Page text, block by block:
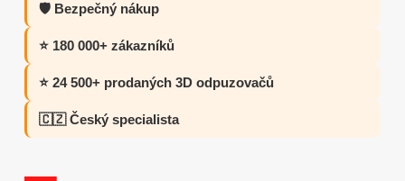
🛡️ Bezpečný nákup
⭐ 180 000+ zákazníků
⭐ 24 500+ prodaných 3D odpuzovačů
🇨🇿 Český specialista